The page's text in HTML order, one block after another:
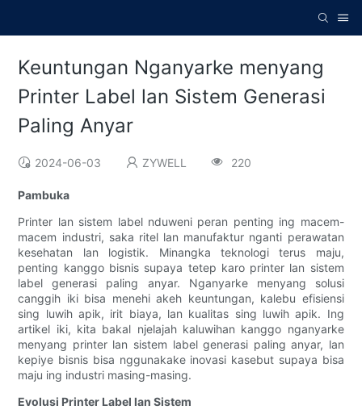
Keuntungan Nganyarke menyang
Printer Label lan Sistem Generasi
Paling Anyar
2024-06-03 ZYWELL 220
Pambuka
Printer lan sistem label nduweni peran penting ing macem-
macem industri, saka ritel lan manufaktur nganti perawatan
kesehatan lan logistik. Minangka teknologi terus maju,
penting kanggo bisnis supaya tetep karo printer lan sistem
label generasi paling anyar. Nganyarke menyang solusi
canggih iki bisa menehi akeh keuntungan, kalebu efisiensi
sing luwih apik, irit biaya, lan kualitas sing luwih apik. Ing
artikel iki, kita bakal njelajah kaluwihan kanggo nganyarke
menyang printer lan sistem label generasi paling anyar, lan
kepiye bisnis bisa nggunakake inovasi kasebut supaya bisa
maju ing industri masing-masing.
Evolusi Printer Label lan Sistem